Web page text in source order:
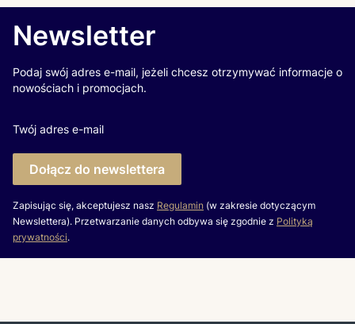
Newsletter
Podaj swój adres e-mail, jeżeli chcesz otrzymywać informacje o
nowościach i promocjach.
Twój adres e-mail
Dołącz do newslettera
Zapisując się, akceptujesz nasz Regulamin (w zakresie dotyczącym
Newslettera). Przetwarzanie danych odbywa się zgodnie z Polityką
prywatności.